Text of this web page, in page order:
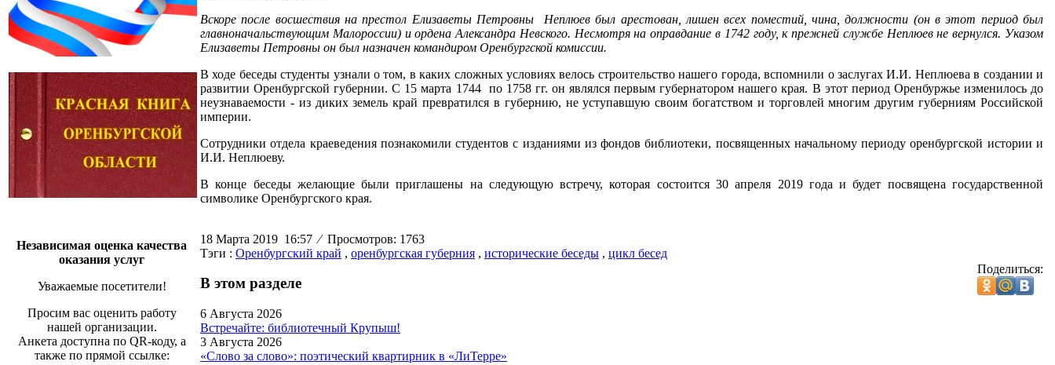
Независимая оценка качества
оказания услуг
Уважаемые посетители!
Просим вас оценить работу
нашей организации.
Анкета доступна по QR-коду, а
также по прямой ссылке:
Вскоре после восшествия на престол Елизаветы Петровны Неплюев был арестован, лишен всех поместий, чина, должности (он в этот период был
главноначальствующим Малороссии) и ордена Александра Невского. Несмотря на оправдание в 1742 году, к прежней службе Неплюев не вернулся. Указом
Елизаветы Петровны он был назначен командиром Оренбургской комиссии.
В ходе беседы студенты узнали о том, в каких сложных условиях велось строительство нашего города, вспомнили о заслугах И.И. Неплюева в создании и
развитии Оренбургской губернии. С 15 марта 1744 по 1758 гг. он являлся первым губернатором нашего края. В этот период Оренбуржье изменилось до
неузнаваемости - из диких земель край превратился в губернию, не уступавшую своим богатством и торговлей многим другим губерниям Российской
империи.
Сотрудники отдела краеведения познакомили студентов с изданиями из фондов библиотеки, посвященных начальному периоду оренбургской истории и
И.И. Неплюеву.
В конце беседы желающие были приглашены на следующую встречу, которая состоится 30 апреля 2019 года и будет посвящена государственной
символике Оренбургского края.
18 Марта 2019 16:57⁄Просмотров: 1763
Тэги : Оренбургский край , оренбургская губерния , исторические беседы , цикл бесед
Поделиться:
В этом разделе
6 Августа 2026
Встречайте: библиотечный Крупыш!
3 Августа 2026
«Слово за слово»: поэтический квартирник в «ЛиТерре»